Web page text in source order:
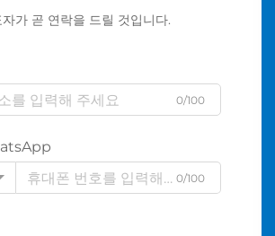
가 곧 연락을 드릴 것입니다.
0/100
0/100